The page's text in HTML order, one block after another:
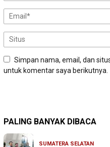
Simpan nama, email, dan
untuk komentar saya berikutnya.
PALING BANYAK DIBACA
SUMATERA SELATAN